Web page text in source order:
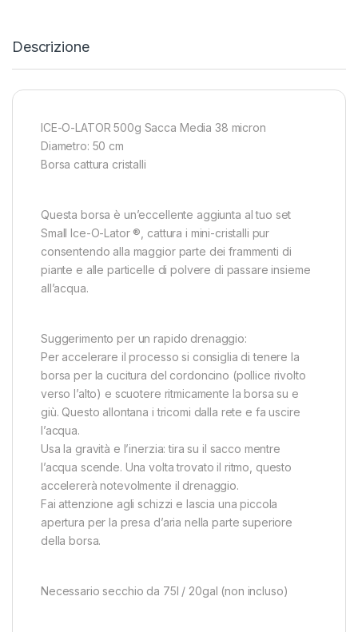
Descrizione
ICE-O-LATOR 500g Sacca Media 38 micron
Diametro: 50 cm
Borsa cattura cristalli
Questa borsa è un’eccellente aggiunta al tuo set
Small Ice-O-Lator ®, cattura i mini-cristalli pur
consentendo alla maggior parte dei frammenti di
piante e alle particelle di polvere di passare insieme
all’acqua.
Suggerimento per un rapido drenaggio:
Per accelerare il processo si consiglia di tenere la
borsa per la cucitura del cordoncino (pollice rivolto
verso l’alto) e scuotere ritmicamente la borsa su e
giù. Questo allontana i tricomi dalla rete e fa uscire
l’acqua.
Usa la gravità e l’inerzia: tira su il sacco mentre
l’acqua scende. Una volta trovato il ritmo, questo
accelererà notevolmente il drenaggio.
Fai attenzione agli schizzi e lascia una piccola
apertura per la presa d’aria nella parte superiore
della borsa.
Necessario secchio da 75l / 20gal (non incluso)